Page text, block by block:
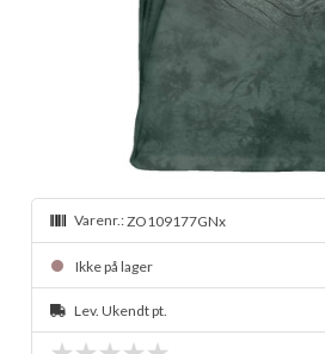
Varenr.:ZO109177GNx
Ikke på lager
Lev. Ukendt pt.